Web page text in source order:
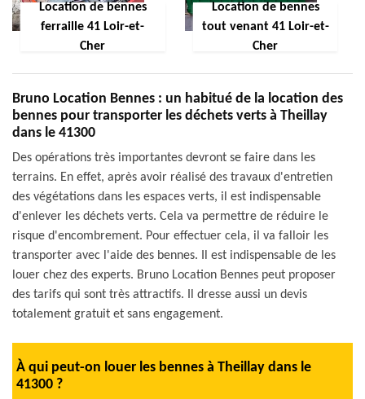
Location de bennes
ferraille 41 Loir-et-
Cher
Location de bennes
tout venant 41 Loir-et-
Cher
Bruno Location Bennes : un habitué de la location des
bennes pour transporter les déchets verts à Theillay
dans le 41300
Des opérations très importantes devront se faire dans les
terrains. En effet, après avoir réalisé des travaux d'entretien
des végétations dans les espaces verts, il est indispensable
d'enlever les déchets verts. Cela va permettre de réduire le
risque d'encombrement. Pour effectuer cela, il va falloir les
transporter avec l'aide des bennes. Il est indispensable de les
louer chez des experts. Bruno Location Bennes peut proposer
des tarifs qui sont très attractifs. Il dresse aussi un devis
totalement gratuit et sans engagement.
À qui peut-on louer les bennes à Theillay dans le
41300 ?